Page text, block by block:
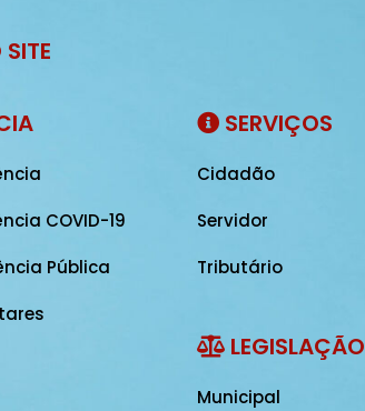
COVID-19
Pública
SERVIÇOS
Cidadão
Servidor
Tributário
LEGISLAÇÃO
Municipal